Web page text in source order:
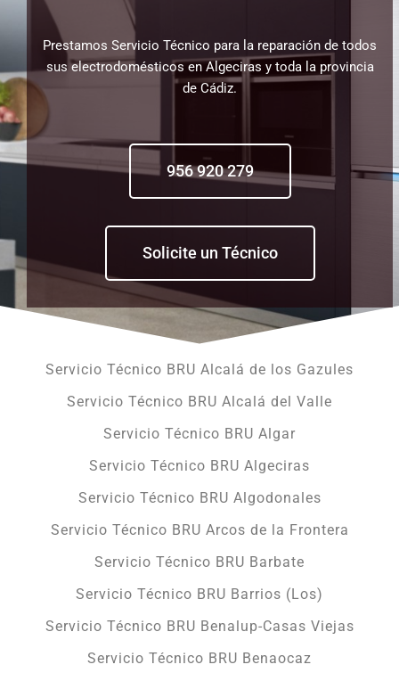
Prestamos Servicio Técnico para la reparación de todos
sus electrodomésticos en Algeciras y toda la provincia
de Cádiz.
956 920 279
Solicite un Técnico
Servicio Técnico BRU Alcalá de los Gazules
Servicio Técnico BRU Alcalá del Valle
Servicio Técnico BRU Algar
Servicio Técnico BRU Algeciras
Servicio Técnico BRU Algodonales
Servicio Técnico BRU Arcos de la Frontera
Servicio Técnico BRU Barbate
Servicio Técnico BRU Barrios (Los)
Servicio Técnico BRU Benalup-Casas Viejas
Servicio Técnico BRU Benaocaz